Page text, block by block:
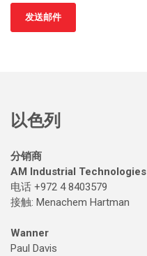
发送邮件
以色列
分销商
AM Industrial Technologies
电话 +972 4 8403579
接触: Menachem Hartman
Wanner
Paul Davis